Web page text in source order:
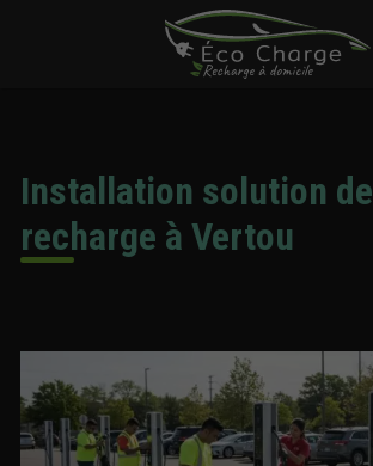
Installation solution de
recharge à Vertou